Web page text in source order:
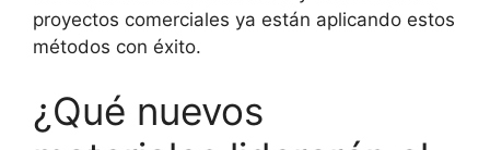
proyectos comerciales ya están aplicando estos
métodos con éxito.
¿Qué nuevos